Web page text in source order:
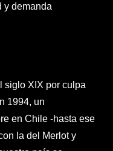
y demanda
siglo XIX por culpa
1994, un
en Chile -hasta ese
la del Merlot y